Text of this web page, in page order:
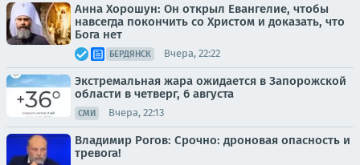
Анна Хорошун: Он открыл Евангелие, чтобы
навсегда покончить со Христом и доказать, что
Бога нет
БЕРДЯНСК Вчера, 22:22
Экстремальная жара ожидается в Запорожской
области в четверг, 6 августа
СМИ Вчера, 22:13
Владимир Рогов: Срочно: дроновая опасность и
тревога!